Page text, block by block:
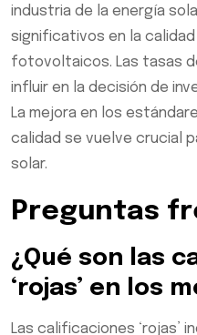
industria de la energía
significativos en la
fotovoltaicos. Las tasas
influir en la decisión de
La mejora en los
calidad se vuelve crucial
solar.
Preguntas
¿Qué son las
‘rojas’ en los
Las calificaciones ‘rojas’